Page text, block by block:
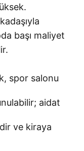
başı maliyet
spor salonu
aidat
ve kiraya